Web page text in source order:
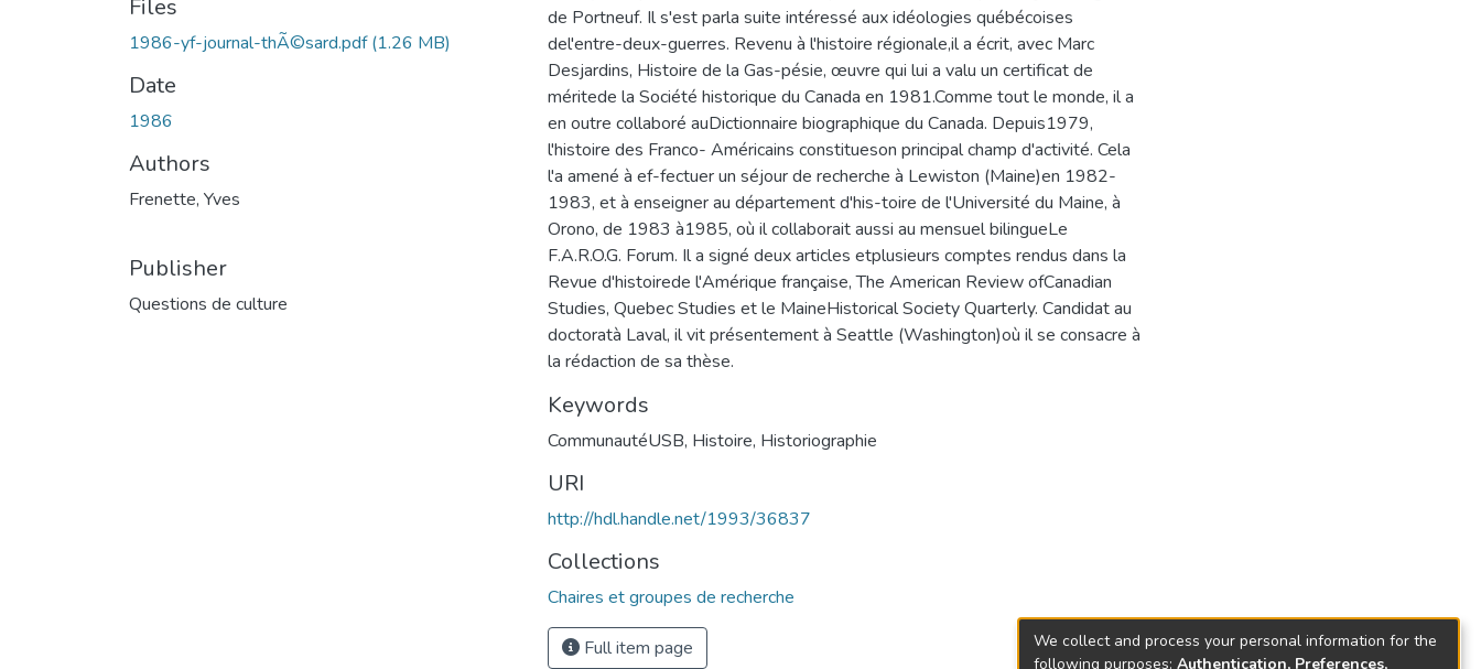
Files
1986-yf-journal-thÃ©sard.pdf(1.26 MB)
Date
1986
Authors
Frenette, Yves
Publisher
Questions de culture
de Portneuf. Il s'est parla suite intéressé aux idéologies québécoises
del'entre-deux-guerres. Revenu à l'histoire régionale,il a écrit, avec Marc
Desjardins, Histoire de la Gas-pésie, œuvre qui lui a valu un certificat de
méritede la Société historique du Canada en 1981.Comme tout le monde, il a
en outre collaboré auDictionnaire biographique du Canada. Depuis1979,
l'histoire des Franco- Américains constitueson principal champ d'activité. Cela
l'a amené à ef-fectuer un séjour de recherche à Lewiston (Maine)en 1982-
1983, et à enseigner au département d'his-toire de l'Université du Maine, à
Orono, de 1983 à1985, où il collaborait aussi au mensuel bilingueLe
F.A.R.O.G. Forum. Il a signé deux articles etplusieurs comptes rendus dans la
Revue d'histoirede l'Amérique française, The American Review ofCanadian
Studies, Quebec Studies et le MaineHistorical Society Quarterly. Candidat au
doctoratà Laval, il vit présentement à Seattle (Washington)où il se consacre à
la rédaction de sa thèse.
Keywords
CommunautéUSB, Histoire, Historiographie
URI
http://hdl.handle.net/1993/36837
Collections
Chaires et groupes de recherche
Full item page
We collect and process your personal information for the
following purposes: Authentication, Preferences,